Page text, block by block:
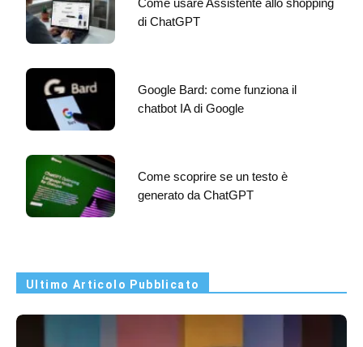
di ChatGPT
Google Bard: come funziona il
chatbot IA di Google
Come scoprire se un testo è
generato da ChatGPT
Ultimo Articolo Pubblicato